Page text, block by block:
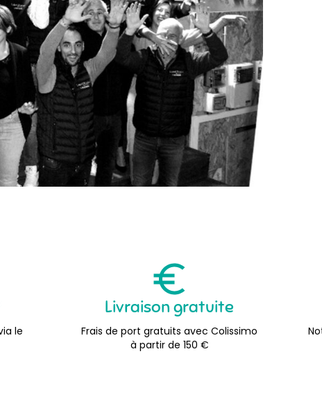
le
Livraison gratuite
Frais de port gratuits avec Colissimo
à partir de 150 €